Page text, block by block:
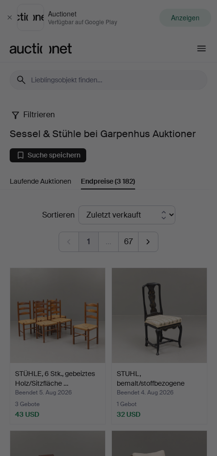
Schließen
Auctionet
Verfügbar auf Google Play Anzeigen
Sessel
Stühle
bei
Garpenhus
Auktioner
Filtrieren
Sessel & Stühle bei Garpenhus Auktioner
Suche speichern
Laufende Auktionen Endpreise(3 182)
EndpreiseSortieren
1 … 67
STÜHLE, 6 Stk., gebeiztes
Holz/Sitzfläche …
Beendet 5. Aug 2026
3 Gebote
43 USD
STUHL,
bemalt/stoffbezogene
Sitzfläche, Sp…
Beendet 4. Aug 2026
1 Gebot
32 USD